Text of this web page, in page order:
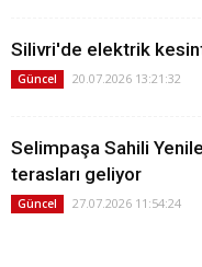
Silivri'de elektrik
Güncel 20.07.2026 13:21:32
Selimpaşa Sahili
terasları geliyor
Güncel 27.07.2026 11:54:24